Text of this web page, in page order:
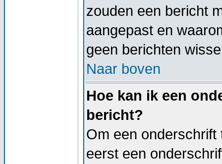
zouden een bericht
aangepast en
geen berichten
Naar boven
Hoe kan ik een
bericht?
Om een
eerst een